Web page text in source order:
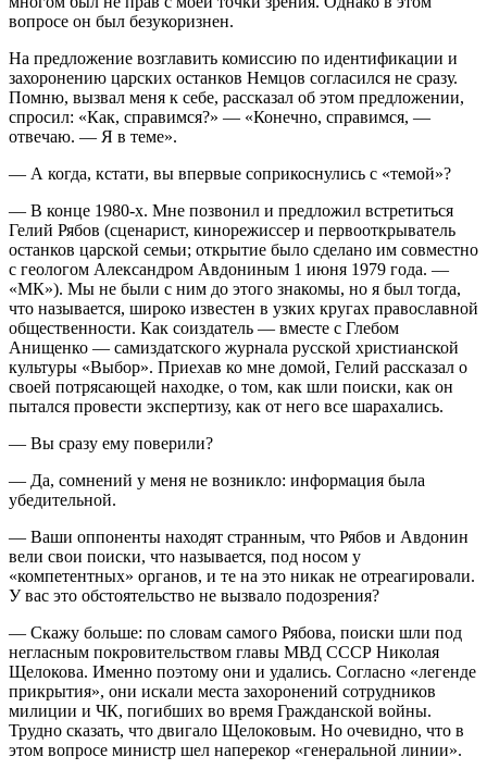
вопросе он был безукоризнен.
На предложение возглавить комиссию по идентификации и
захоронению царских останков Немцов согласился не сразу.
Помню, вызвал меня к себе, рассказал об этом предложении,
спросил: «Как, справимся?» — «Конечно, справимся, —
отвечаю. — Я в теме».
— А когда, кстати, вы впервые соприкоснулись с «темой»?
— В конце 1980-х. Мне позвонил и предложил встретиться
Гелий Рябов (сценарист, кинорежиссер и первооткрыватель
останков царской семьи; открытие было сделано им совместно
с геологом Александром Авдониным 1 июня 1979 года. —
«МК»). Мы не были с ним до этого знакомы, но я был тогда,
что называется, широко известен в узких кругах православной
общественности. Как соиздатель — вместе с Глебом
Анищенко — самиздатского журнала русской христианской
культуры «Выбор». Приехав ко мне домой, Гелий рассказал о
своей потрясающей находке, о том, как шли поиски, как он
пытался провести экспертизу, как от него все шарахались.
— Вы сразу ему поверили?
— Да, сомнений у меня не возникло: информация была
убедительной.
— Ваши оппоненты находят странным, что Рябов и Авдонин
вели свои поиски, что называется, под носом у
«компетентных» органов, и те на это никак не отреагировали.
У вас это обстоятельство не вызвало подозрения?
— Скажу больше: по словам самого Рябова, поиски шли под
негласным покровительством главы МВД СССР Николая
Щелокова. Именно поэтому они и удались. Согласно «легенде
прикрытия», они искали места захоронений сотрудников
милиции и ЧК, погибших во время Гражданской войны.
Трудно сказать, что двигало Щелоковым. Но очевидно, что в
этом вопросе министр шел наперекор «генеральной линии».